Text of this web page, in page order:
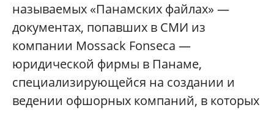
называемых «Панамских файлах» —
документах, попавших в СМИ из
компании Mossack Fonseca —
юридической фирмы в Панаме,
специализирующейся на создании и
ведении офшорных компаний, в которых